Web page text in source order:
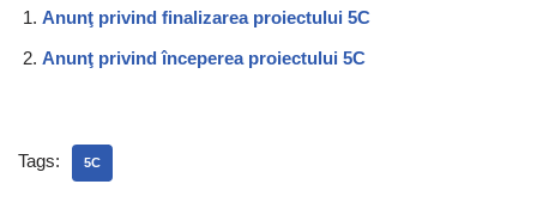
Anunţ privind finalizarea proiectului 5C
Anunţ privind începerea proiectului 5C
Tags: 5C